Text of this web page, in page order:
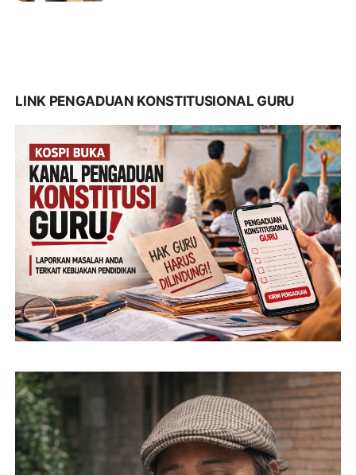
LINK PENGADUAN KONSTITUSIONAL GURU